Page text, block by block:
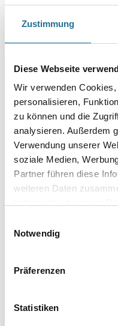
Zustimmung
Diese Webseite
Wir verwenden
personalisieren,
zu können und die
analysieren. Außerdem
Verwendung unserer
soziale Medien,
Partner führen diese
weiteren Daten
Notwendig
Präferenzen
Statistiken
verfügbar und kann so auf
Durchmesser in millimeter
Körnung
Umrechnungsfaktoren